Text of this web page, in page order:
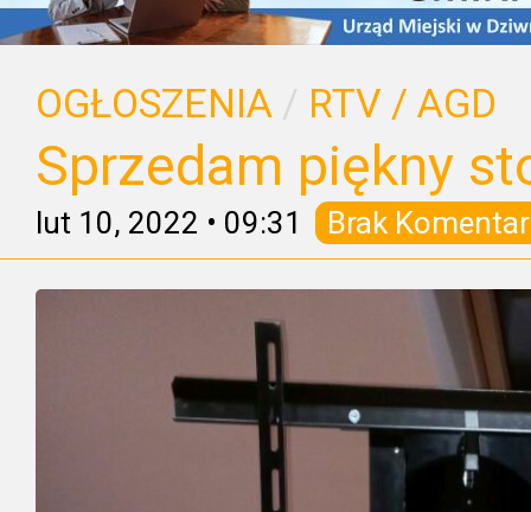
OGŁOSZENIA / RTV / AGD
Sprzedam piękny
lut 10, 2022 • 09:31 Brak